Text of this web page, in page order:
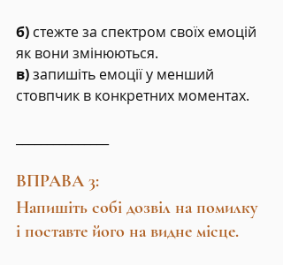
б) стежте за спектром своїх емоцій
як вони змінюються.
в) запишіть емоції у менший
стовпчик в конкретних моментах.
ВПРАВА 3:
Напишіть собі дозвіл на помилку
і поставте його на видне місце.